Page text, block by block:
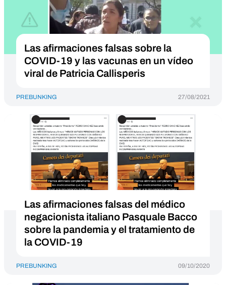
Las afirmaciones falsas sobre la
COVID-19 y las vacunas en un vídeo
viral de Patricia Callisperis
PREBUNKING 27/08/2021
Las afirmaciones falsas del médico
negacionista italiano Pasquale Bacco
sobre la pandemia y el tratamiento de
la COVID-19
PREBUNKING 09/10/2020